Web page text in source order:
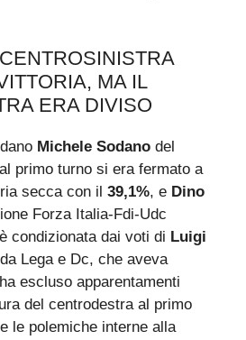
MA IL
ERA DIVISO
Michele Sodano del
primo turno si era fermato a
secca con il 39,1%, e Dino
Forza Italia-Fdi-Udc
condizionata dai voti di Luigi
Lega e Dc, che aveva
escluso apparentamenti
del centrodestra al primo
le polemiche interne alla